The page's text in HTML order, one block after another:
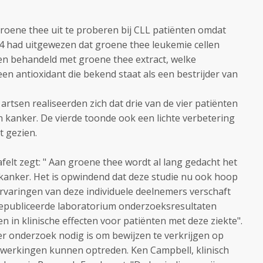
thee uit te proberen bij CLL patiënten omdat
uitgewezen dat groene thee leukemie cellen
behandeld met groene thee extract, welke
antioxidant die bekend staat als een bestrijder van
realiseerden zich dat drie van de vier patiënten
kanker. De vierde toonde ook een lichte verbetering
gezien.
zegt: " Aan groene thee wordt al lang gedacht het
Het is opwindend dat deze studie nu ook hoop
van deze individuele deelnemers verschaft
laboratorium onderzoeksresultaten
in klinische effecten voor patiënten met deze ziekte".
onderzoek nodig is om bewijzen te verkrijgen op
kunnen optreden. Ken Campbell, klinisch